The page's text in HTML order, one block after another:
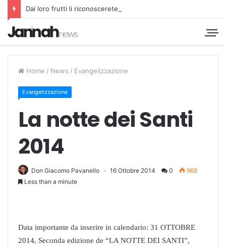
Dai loro frutti li riconoscerete
Home / News / Evangelizzazione
Evangelizzazione
La notte dei Santi
2014
Don Giacomo Pavanello 16 Ottobre 2014 0
968
Less than a minute
Data importante da inserire in calendario: 31 OTTOBRE
2014, Seconda edizione de “LA NOTTE DEI SANTI”,